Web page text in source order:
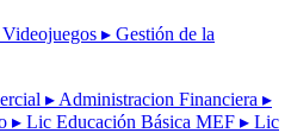
▸ Gestión de la
▸ Administracion Financiera ▸
▸ Lic Educación Básica MEF ▸ Lic